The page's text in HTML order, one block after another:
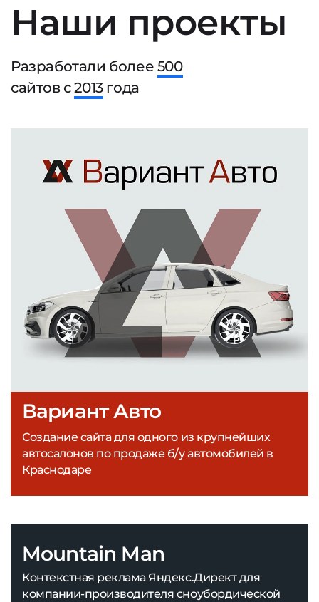
Наши проекты
Разработали более 500
сайтов с2013года
Вариант Авто
Создание сайта для одного из крупнейших
автосалонов по продаже б/у автомобилей в
Краснодаре
Mountain Man
Контекстная реклама Яндекс.Директ для
компании-производителя сноубордической